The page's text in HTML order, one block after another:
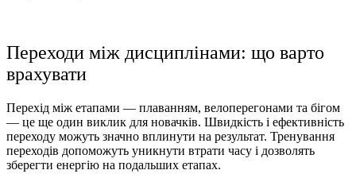
Переходи між дисциплінами: що варто
врахувати
Перехід між етапами — плаванням, велоперегонами та бігом
— це ще один виклик для новачків. Швидкість і ефективність
переходу можуть значно вплинути на результат. Тренування
переходів допоможуть уникнути втрати часу і дозволять
зберегти енергію на подальших етапах.